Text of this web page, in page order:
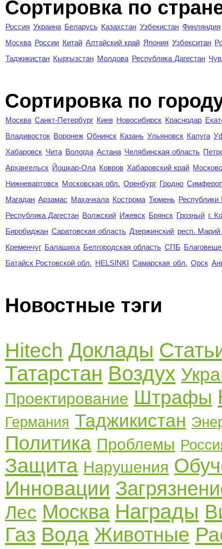
Сортировка по
Россия Украина Беларусь Казахстан Узбекистан Финляндия
Москва России Китай Алтайский край Япония Узбекситан
Таджикистан Кыргызстан Молдова Республика Дагестан
Cортировка по
Москва Санкт-Петербург Киев Новосибирск Краснодар
Владивосток Воронеж Обнинск Казань Ульяновск Калуга
Хабаровск Чита Вологда Астана Челябинская область
Архангельск Йошкар-Ола Ковров Хабаровский край
Нижневартовск Московская обл. Оренбург Гродно
Магадан Арзамас Махачкала Кострома Тюмень Республики
Республика Дагестан Волжский Ижевск Брянск Грозный г.
Биробиджан Саратовская область Дзержинский респ.
Кременчуг Балашиха Белгородская область СПБ
Батайск Ростовской обл. HELSINKI Самарская обл. Орск
Новостные тэги
Hitech Доклады
Татарстан Воздух
Проектирование Штрафы
Германия Таджикистан
Политика Проблемы
Защита Нарушения
Инновации
Лес Москва Награды
Газ Вода Животные